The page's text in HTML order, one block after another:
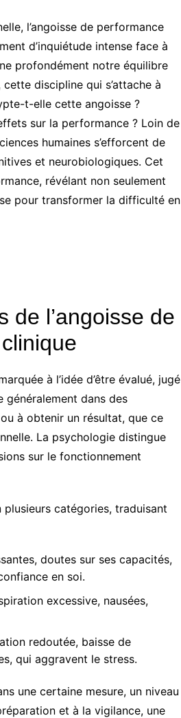
l’angoisse de performance
d’inquiétude intense face à
profondément notre équilibre
discipline qui s’attache à
t-elle cette angoisse ?
sur la performance ? Loin de
humaines s’efforcent de
et neurobiologiques. Cet
révélant non seulement
pour transformer la difficulté en
de l’angoisse de
à l’idée d’être évalué, jugé
généralement dans des
à obtenir un résultat, que ce
La psychologie distingue
sur le fonctionnement
catégories, traduisant
doutes sur ses capacités,
en soi.
excessive, nausées,
redoutée, baisse de
qui aggravent le stress.
une certaine mesure, un niveau
et à la vigilance, une